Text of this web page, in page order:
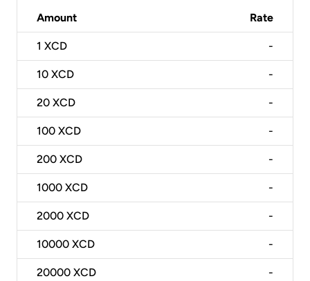
Amount Rate
1 XCD -
10 XCD -
20 XCD -
100 XCD -
200 XCD -
1000 XCD -
2000 XCD -
10000 XCD -
20000 XCD -